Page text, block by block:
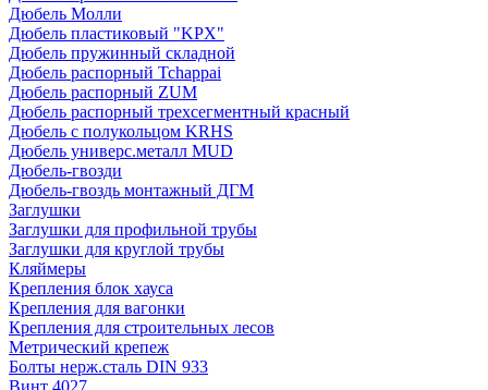
Дюбель Молли
Дюбель пластиковый "KPX"
Дюбель пружинный складной
Дюбель распорный Tchappai
Дюбель распорный ZUM
Дюбель распорный трехсегментный красный
Дюбель с полукольцом KRHS
Дюбель универс.металл MUD
Дюбель-гвозди
Дюбель-гвоздь монтажный ДГМ
Заглушки
Заглушки для профильной трубы
Заглушки для круглой трубы
Кляймеры
Крепления блок хауса
Крепления для вагонки
Крепления для строительных лесов
Метрический крепеж
Болты нерж.сталь DIN 933
Винт 4027